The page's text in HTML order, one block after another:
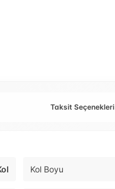
Taksit Seçenekleri
Kol Boyu